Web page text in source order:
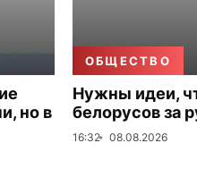
но в
ОБЩЕСТВО
Нужны идеи,
белорусов за
16:32 08.08.2026